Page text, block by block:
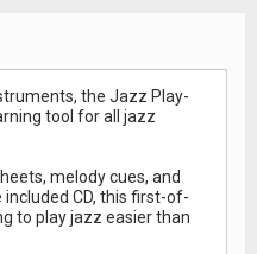
the Jazz Play-
tool for all jazz
melody cues, and
CD, this first-of-
to play jazz easier than